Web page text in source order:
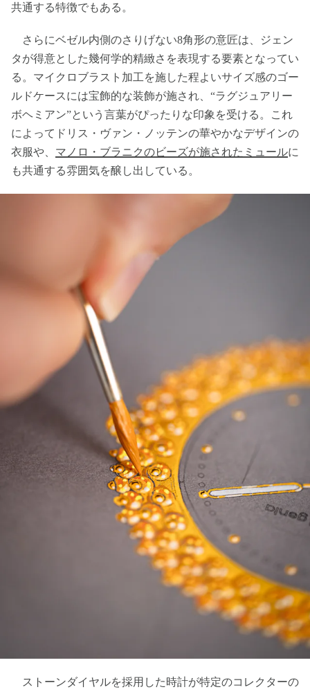
共通する特徴でもある。
さらにベゼル内側のさりげない8角形の意匠は、ジェン
タが得意とした幾何学的精緻さを表現する要素となってい
る。マイクロブラスト加工を施した程よいサイズ感のゴー
ルドケースには宝飾的な装飾が施され、“ラグジュアリー
ボヘミアン”という言葉がぴったりな印象を受ける。これ
によってドリス・ヴァン・ノッテンの華やかなデザインの
衣服や、 マノロ・ブラニクのビーズが施されたミュールに
も共通する雰囲気を醸し出している。
ストーンダイヤルを採用した時計が特定のコレクターの